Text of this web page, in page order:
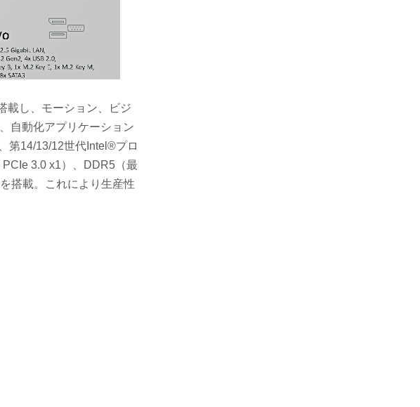
載し、モーション、ビジ
自動化アプリケーション
第14/13/12世代Intel®プロ
3.0 x1）、DDR5（最
搭載。これにより生産性